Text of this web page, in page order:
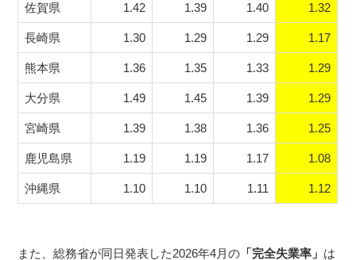
佐賀県 1.42 1.39 1.40 1.32
長崎県 1.30 1.29 1.29 1.17
熊本県 1.36 1.35 1.33 1.29
大分県 1.49 1.45 1.39 1.29
宮崎県 1.39 1.38 1.36 1.25
鹿児島県 1.19 1.19 1.17 1.08
沖縄県 1.10 1.10 1.11 1.12
また、総務省が同日発表した2026年4月の 「完全失業率」 は